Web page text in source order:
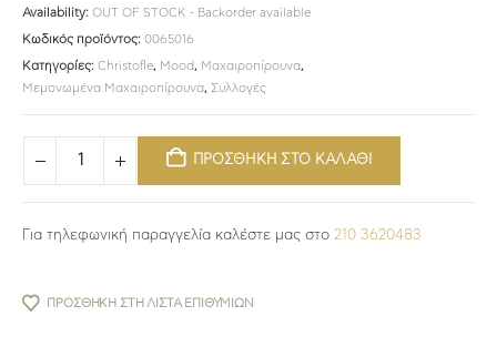
Availability: OUT OF STOCK - Backorder available
Κωδικός προϊόντος: 0065016
Κατηγορίες: Christofle, Mood, Μαχαιροπίρουνα,
Μεμονωμένα Μαχαιροπίρουνα, Συλλογές
ΠΡΟΣΘΗΚΗ ΣΤΟ ΚΑΛΑΘΙ
Για τηλεφωνική παραγγελία καλέστε μας στο 210 3620483
ΠΡΟΣΘΉΚΗ ΣΤΗ ΛΊΣΤΑ ΕΠΙΘΥΜΙΏΝ